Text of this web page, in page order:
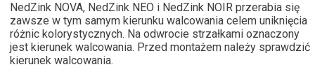
NedZink NOVA, NedZink NEO i NedZink NOIR przerabia się
zawsze w tym samym kierunku walcowania celem uniknięcia
różnic kolorystycznych. Na odwrocie strzałkami oznaczony
jest kierunek walcowania. Przed montażem należy sprawdzić
kierunek walcowania.